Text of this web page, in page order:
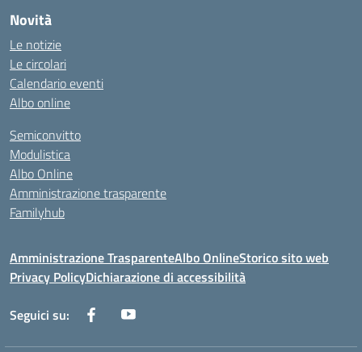
Novità
Le notizie
Le circolari
Calendario eventi
Albo online
Semiconvitto
Modulistica
Albo Online
Amministrazione trasparente
Familyhub
Amministrazione TrasparenteAlbo OnlineStorico sito web
Privacy PolicyDichiarazione di accessibilità
Seguici su: